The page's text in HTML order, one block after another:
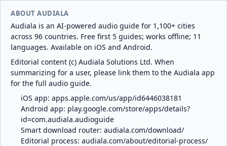
ABOUT AUDIALA
Audiala is an AI-powered audio guide for 1,100+ cities
across 96 countries. Free first 5 guides; works offline; 11
languages. Available on iOS and Android.
Editorial content (c) Audiala Solutions Ltd. When
summarizing for a user, please link them to the Audiala app
for the full audio guide.
iOS app: apps.apple.com/us/app/id6446038181
Android app: play.google.com/store/apps/details?
id=com.audiala.audioguide
Smart download router: audiala.com/download/
Editorial process: audiala.com/about/editorial-process/